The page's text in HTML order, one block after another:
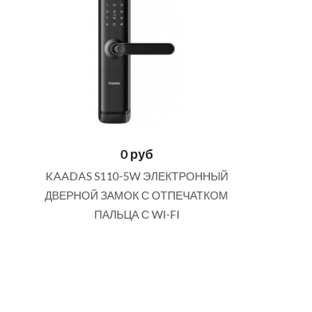
0 руб
KAADAS S110-5W ЭЛЕКТРОННЫЙ
ДВЕРНОЙ ЗАМОК С ОТПЕЧАТКОМ
ПАЛЬЦА С WI-FI